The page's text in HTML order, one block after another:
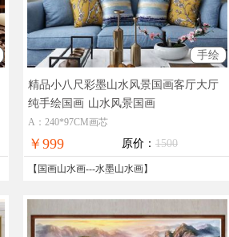
手绘
精品小八尺彩墨山水风景国画客厅大厅
纯手绘国画 山水风景国画
A：240*97CM画芯
￥999 原价： 1500
【 国画山水画---水墨山水画】